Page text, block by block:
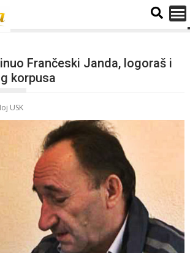
Frančeski Janda, logoraš i
korpusa
USK